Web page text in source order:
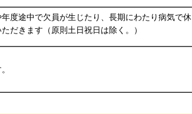
度途中で欠員が生じたり、長期にわたり病気で休
だきます（原則土日祝日は除く。）